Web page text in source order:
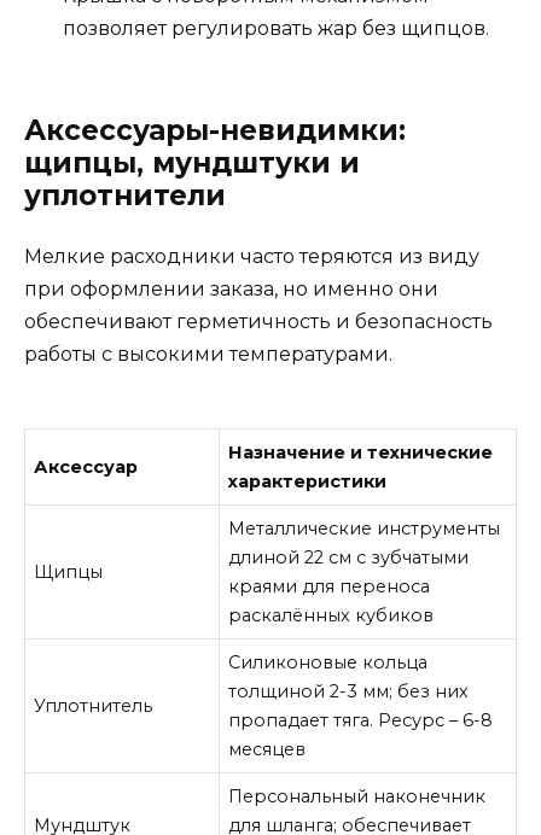
позволяет регулировать жар без щипцов.
Аксессуары-невидимки:
щипцы, мундштуки и
уплотнители
Мелкие расходники часто теряются из виду
при оформлении заказа, но именно они
обеспечивают герметичность и безопасность
работы с высокими температурами.
Аксессуар
Назначение и технические
характеристики
Щипцы
Металлические инструменты
длиной 22 см с зубчатыми
краями для переноса
раскалённых кубиков
Уплотнитель
Силиконовые кольца
толщиной 2-3 мм; без них
пропадает тяга. Ресурс – 6-8
месяцев
Мундштук
Персональный наконечник
для шланга; обеспечивает